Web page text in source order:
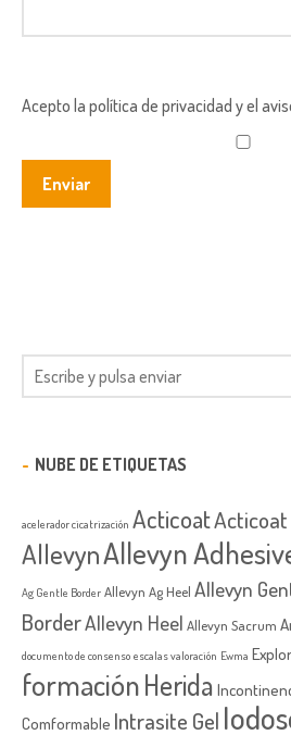
Acepto la política de privacidad y el
NUBE DE ETIQUETAS
acelerador cicatrización ActicoatActicoat
AllevynAllevyn
Ag Gentle Border Allevyn Ag Heel Allevyn
BorderAllevyn Heel Allevyn Sacrum
documento de consenso escalas valoración Ewma
formaciónHerida
Comformable Intrasite Gel